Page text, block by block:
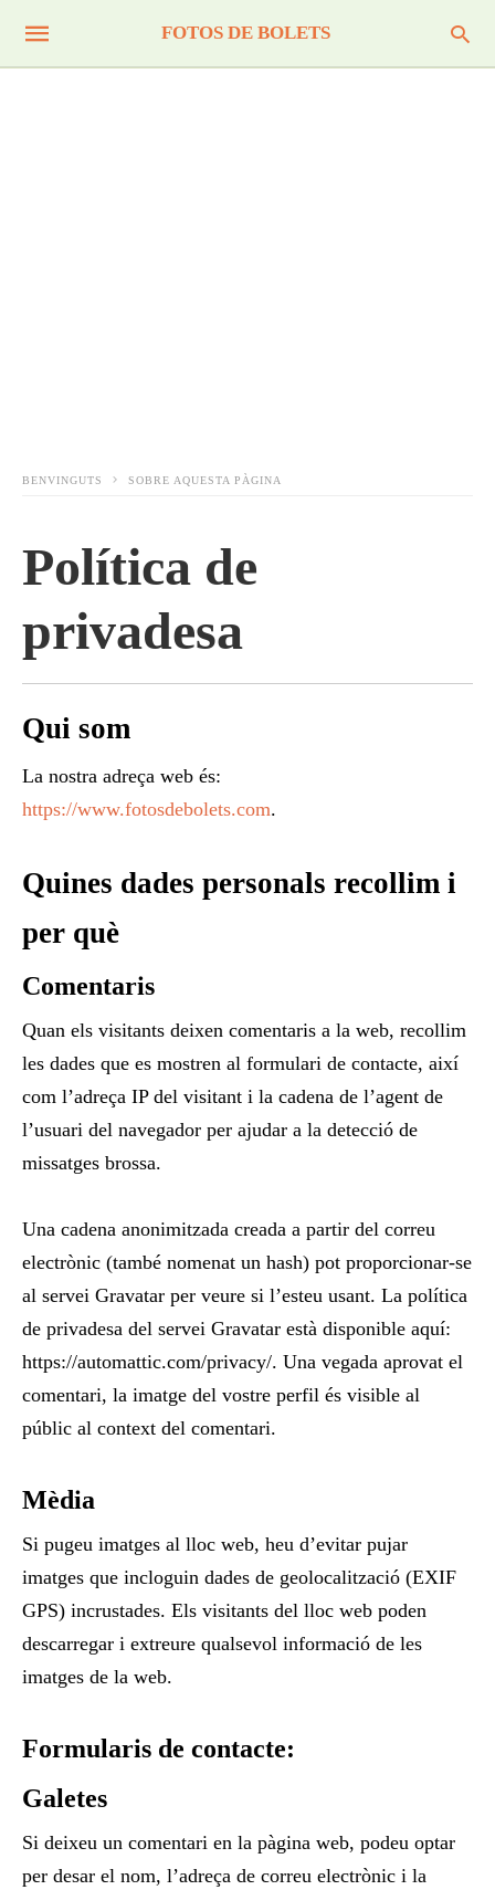
FOTOS DE BOLETS
BENVINGUTS SOBRE AQUESTA PÀGINA
Política de
privadesa
Qui som
La nostra adreça web és:
https://www.fotosdebolets.com.
Quines dades personals recollim i
per què
Comentaris
Quan els visitants deixen comentaris a la web, recollim
les dades que es mostren al formulari de contacte, així
com l’adreça IP del visitant i la cadena de l’agent de
l’usuari del navegador per ajudar a la detecció de
missatges brossa.
Una cadena anonimitzada creada a partir del correu
electrònic (també nomenat un hash) pot proporcionar-se
al servei Gravatar per veure si l’esteu usant. La política
de privadesa del servei Gravatar està disponible aquí:
https://automattic.com/privacy/. Una vegada aprovat el
comentari, la imatge del vostre perfil és visible al
públic al context del comentari.
Mèdia
Si pugeu imatges al lloc web, heu d’evitar pujar
imatges que incloguin dades de geolocalització (EXIF
GPS) incrustades. Els visitants del lloc web poden
descarregar i extreure qualsevol informació de les
imatges de la web.
Formularis de contacte:
Galetes
Si deixeu un comentari en la pàgina web, podeu optar
per desar el nom, l’adreça de correu electrònic i la